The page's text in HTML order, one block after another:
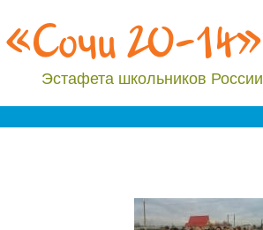
«Сочи 20-14»
Эстафета школьников России